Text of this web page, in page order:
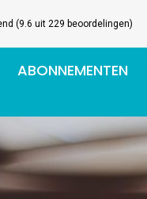
(9.6 uit 229 beoordelingen)
ABONNEMENTEN